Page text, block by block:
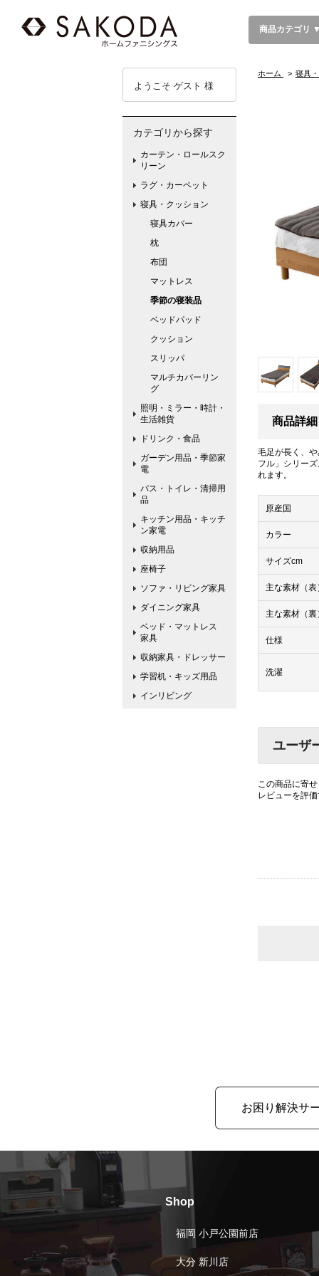
商品カテゴリ
ホーム > 寝具
商品詳細
毛足が長く、
フル」シリー
れます。
原産国
カラー
サイズcm
主な素材（表
主な素材（裏
仕様
洗濯
ユーザ
この商品に寄
レビューを評
ようこそ ゲスト 様
カテゴリから探す
カーテン・ロールスク
リーン
ラグ・カーペット
寝具・クッション
寝具カバー
枕
布団
マットレス
季節の寝装品
ベッドパッド
クッション
スリッパ
マルチカバーリン
グ
照明・ミラー・時計・
生活雑貨
ドリンク・食品
ガーデン用品・季節家
電
バス・トイレ・清掃用
品
キッチン用品・キッチ
ン家電
収納用品
座椅子
ソファ・リビング家具
ダイニング家具
ベッド・マットレス
家具
収納家具・ドレッサー
学習机・キッズ用品
インリビング
お困り解決サ
Shop
福岡 小戸公園前店
大分 新川店